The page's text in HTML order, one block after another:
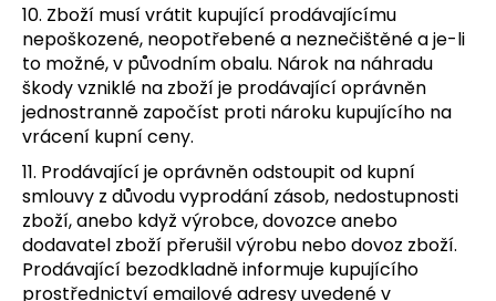
10. Zboží musí vrátit kupující prodávajícímu
nepoškozené, neopotřebené a neznečištěné a je-li
to možné, v původním obalu. Nárok na náhradu
škody vzniklé na zboží je prodávající oprávněn
jednostranně započíst proti nároku kupujícího na
vrácení kupní ceny.
11. Prodávající je oprávněn odstoupit od kupní
smlouvy z důvodu vyprodání zásob, nedostupnosti
zboží, anebo když výrobce, dovozce anebo
dodavatel zboží přerušil výrobu nebo dovoz zboží.
Prodávající bezodkladně informuje kupujícího
prostřednictví emailové adresy uvedené v